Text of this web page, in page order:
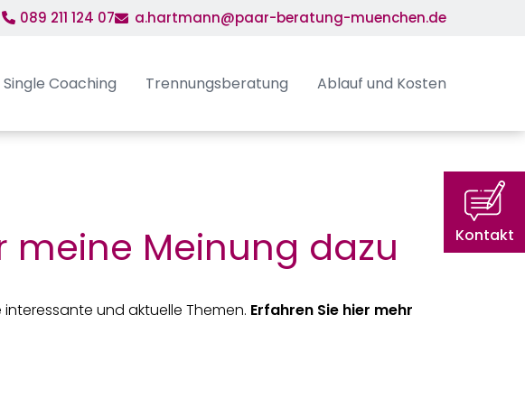
089 211 124 07 a.hartmann@paar-beratung-muenchen.de
Single Coaching Trennungsberatung Ablauf und Kosten
Kontakt
meine Meinung dazu
und aktuelle Themen. Erfahren Sie hier mehr